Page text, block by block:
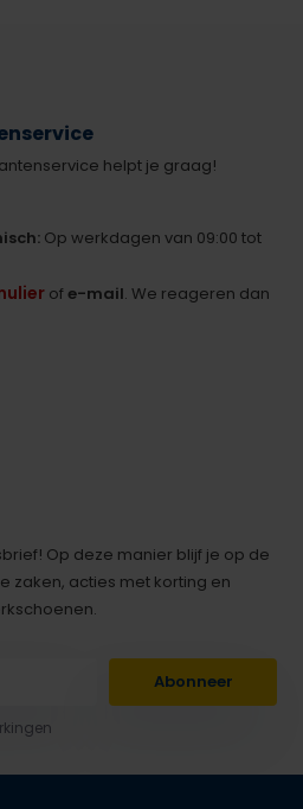
helpt je graag!
Op werkdagen van 09:00 tot
ofe-mail. We reageren dan
Op deze manier blijf je op de
zaken, acties met korting en
Abonneer